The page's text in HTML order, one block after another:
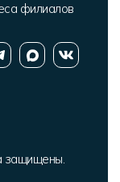
филиалов
защищены.